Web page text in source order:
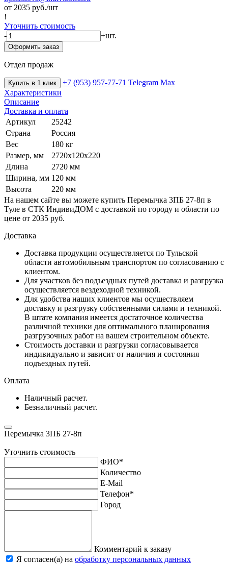
от 2035 руб./шт
!
Уточнить стоимость
-
+шт.
Оформить заказ
Отдел продаж
Купить в 1 клик +7 (953) 957-77-71 Telegram Max
Характеристики
Описание
Доставка и оплата
Артикул
25242
Страна
Россия
Вес
180 кг
Размер, мм
2720х120х220
Длина
2720 мм
Ширина, мм 120 мм
Высота
220 мм
На нашем сайте вы можете купить Перемычка 3ПБ 27-8п в
Туле в СТК ИндивиДОМ с доставкой по городу и области по
цене от 2035 руб.
Доставка
Доставка продукции осуществляется по Тульской
области автомобильным транспортом по согласованию с
клиентом.
Для участков без подъездных путей доставка и разгрузка
осуществляется вездеходной техникой.
Для удобства наших клиентов мы осуществляем
доставку и разгрузку собственными силами и техникой.
В штате компания имеется достаточное количества
различной техники для оптимального планирования
разгрузочных работ на вашем строительном объекте.
Стоимость доставки и разгрузки согласовывается
индивидуально и зависит от наличия и состояния
подъездных путей.
Оплата
Наличный расчет.
Безналичный расчет.
Перемычка 3ПБ 27-8п
Уточнить стоимость
ФИО*
Количество
E-Mail
Телефон*
Город
Комментарий к заказу
Я согласен(а) на обработку персональных данных